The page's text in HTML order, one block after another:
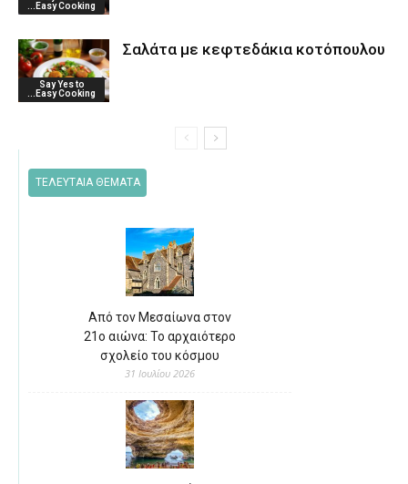
...Easy Cooking
Say Yes to
...Easy Cooking
Σαλάτα με κεφτεδάκια κοτόπουλου
ΤΕΛΕΥΤΑΙΑ ΘΕΜΑΤΑ
Από τον Μεσαίωνα στον
21ο αιώνα: Το αρχαιότερο
σχολείο του κόσμου
31 Ιουλίου 2026